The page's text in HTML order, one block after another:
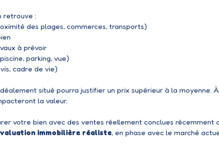
retrouve :
des plages, commerces, transports)
à prévoir
parking, vue)
cadre de vie)
situé pourra justifier un prix supérieur à la moyenne.
la valeur.
votre bien avec des ventes réellement conclues récemment
immobilière réaliste, en phase avec le marché